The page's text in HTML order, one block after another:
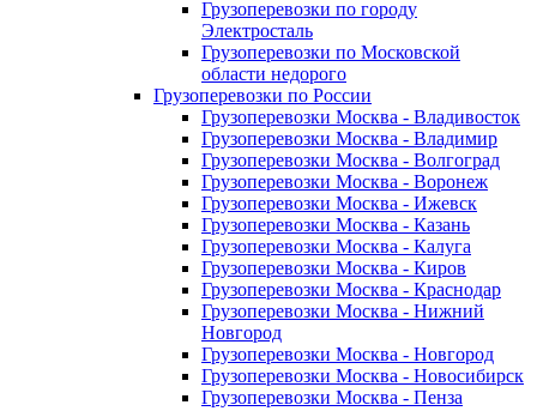
Грузоперевозки по городу
Электросталь
Грузоперевозки по Московской
области недорого
Грузоперевозки по России
Грузоперевозки Москва - Владивосток
Грузоперевозки Москва - Владимир
Грузоперевозки Москва - Волгоград
Грузоперевозки Москва - Воронеж
Грузоперевозки Москва - Ижевск
Грузоперевозки Москва - Казань
Грузоперевозки Москва - Калуга
Грузоперевозки Москва - Киров
Грузоперевозки Москва - Краснодар
Грузоперевозки Москва - Нижний
Новгород
Грузоперевозки Москва - Новгород
Грузоперевозки Москва - Новосибирск
Грузоперевозки Москва - Пенза